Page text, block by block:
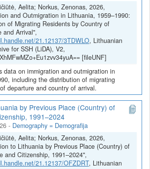
Aelita; Norkus, Zenonas, 2026,
and Outmigration in Lithuania, 1959–1990:
of Migrating Residents by Country of
and Arrival",
21.12137/3TDWLO, Lithuanian
for SSH (LiDA), V2,
[fileUNF]
data on immigration and outmigration in
including the distribution of migrating
departure and country of arrival.
by Previous Place (Country) of
1991–2024
- Demography = Demografija
Aelita; Norkus, Zenonas, 2026,
to Lithuania by Previous Place (Country) of
and Citizenship, 1991–2024",
21.12137/OFZDRT, Lithuanian